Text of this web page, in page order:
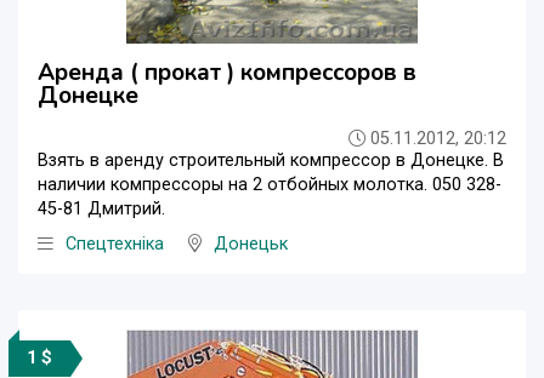
Аренда ( прокат ) компрессоров в
Донецке
05.11.2012, 20:12
Взять в аренду строительный компрессор в Донецке. В
наличии компрессоры на 2 отбойных молотка. 050 328-
45-81 Дмитрий.
Спецтехніка
Донецьк
1 $